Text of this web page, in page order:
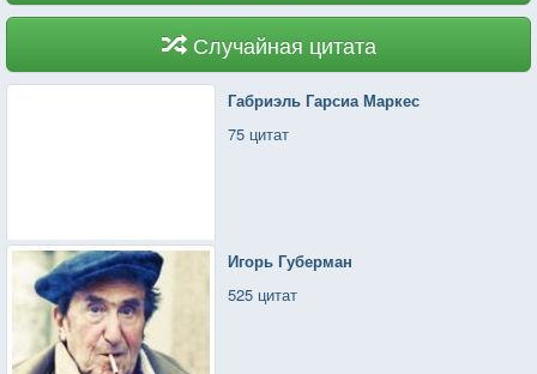
Случайная цитата
Габриэль Гарсиа Маркес
75 цитат
Игорь Губерман
525 цитат